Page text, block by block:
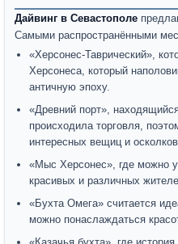
Дайвинг в Севастополе
Самыми распространёнными
«Херсонес-Таврический»,
Херсонеса, который
античную эпоху.
«Древний порт»,
происходила торговля,
интересных вещиц и
«Мыс Херсонес», где можно
красивых и различных
«Бухта Омега» считается
можно понаслаждаться